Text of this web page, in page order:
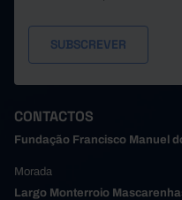
CONTACTOS
Fundação Francisco Manuel
Morada
Largo Monterroio